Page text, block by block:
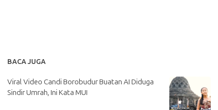
BACA JUGA
Viral Video Candi Borobudur Buatan AI Diduga
Sindir Umrah, Ini Kata MUI